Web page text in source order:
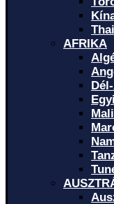
AFRIKA
Mali